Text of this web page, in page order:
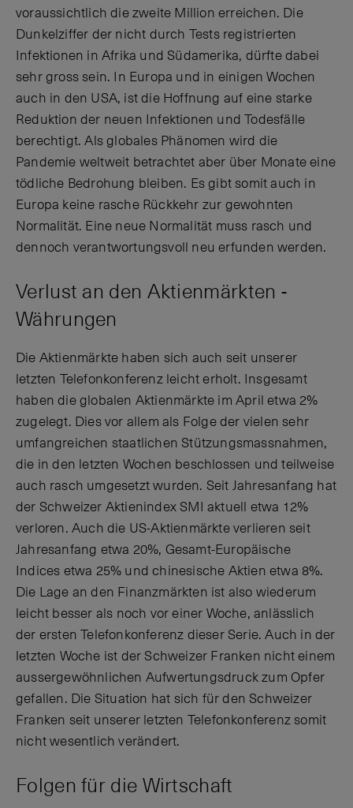
voraussichtlich die zweite Million erreichen. Die
Dunkelziffer der nicht durch Tests registrierten
Infektionen in Afrika und Südamerika, dürfte dabei
sehr gross sein. In Europa und in einigen Wochen
auch in den USA, ist die Hoffnung auf eine starke
Reduktion der neuen Infektionen und Todesfälle
berechtigt. Als globales Phänomen wird die
Pandemie weltweit betrachtet aber über Monate eine
tödliche Bedrohung bleiben. Es gibt somit auch in
Europa keine rasche Rückkehr zur gewohnten
Normalität. Eine neue Normalität muss rasch und
dennoch verantwortungsvoll neu erfunden werden.
Verlust an den Aktienmärkten -
Währungen
Die Aktienmärkte haben sich auch seit unserer
letzten Telefonkonferenz leicht erholt. Insgesamt
haben die globalen Aktienmärkte im April etwa 2%
zugelegt. Dies vor allem als Folge der vielen sehr
umfangreichen staatlichen Stützungsmassnahmen,
die in den letzten Wochen beschlossen und teilweise
auch rasch umgesetzt wurden. Seit Jahresanfang hat
der Schweizer Aktienindex SMI aktuell etwa 12%
verloren. Auch die US-Aktienmärkte verlieren seit
Jahresanfang etwa 20%, Gesamt-Europäische
Indices etwa 25% und chinesische Aktien etwa 8%.
Die Lage an den Finanzmärkten ist also wiederum
leicht besser als noch vor einer Woche, anlässlich
der ersten Telefonkonferenz dieser Serie. Auch in der
letzten Woche ist der Schweizer Franken nicht einem
aussergewöhnlichen Aufwertungsdruck zum Opfer
gefallen. Die Situation hat sich für den Schweizer
Franken seit unserer letzten Telefonkonferenz somit
nicht wesentlich verändert.
Folgen für die Wirtschaft